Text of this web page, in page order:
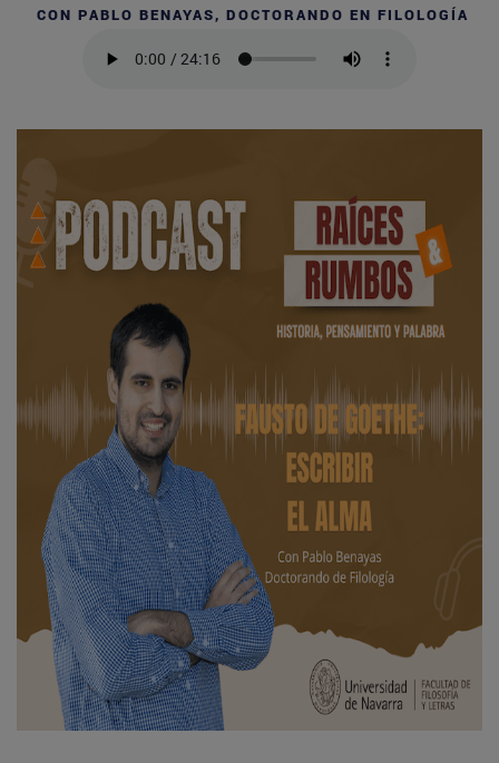
CON PABLO BENAYAS, DOCTORANDO EN FILOLOGÍA